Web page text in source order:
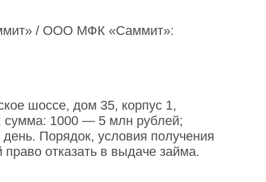
/ ООО МФК «Саммит»:
шоссе, дом 35, корпус 1,
сумма: 1000 — 5 млн рублей;
Порядок, условия получения
отказать в выдаче займа.